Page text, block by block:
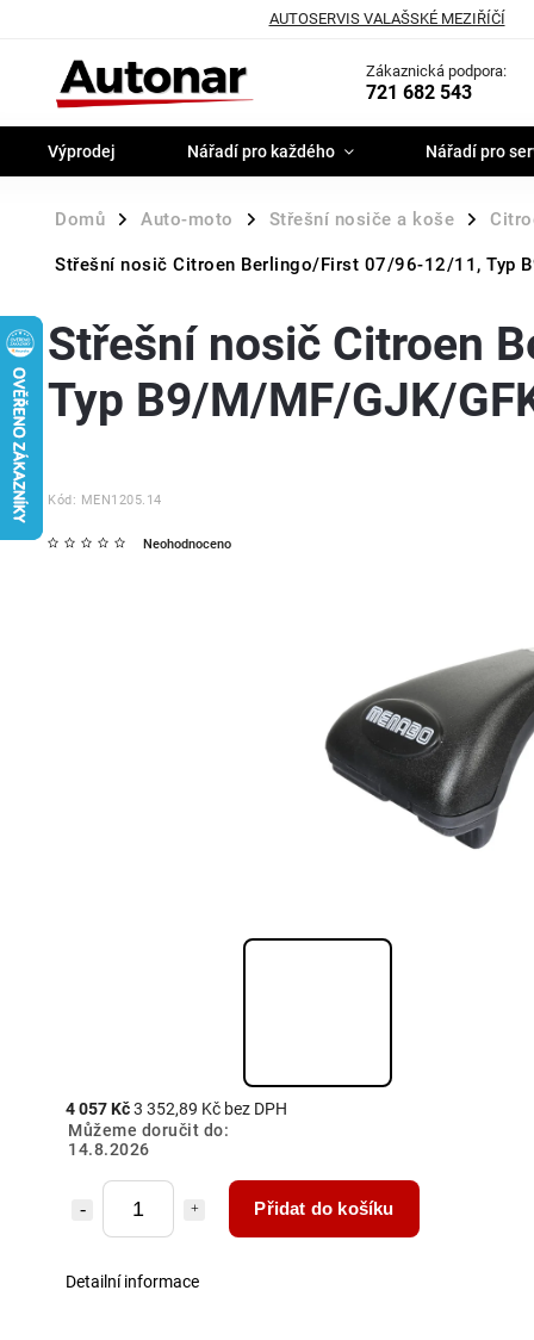
AUTOSERVIS VALAŠSKÉ MEZIŘÍČÍ
Zákaznická podpora:
721 682 543
Výprodej Nářadí pro každého Nářadí pro
Domů / Auto-moto / Střešní nosiče a koše /
Střešní nosič Citroen Berlingo/First 07/96-12/11, Typ
Střešní nosič Citroen
Typ B9/M/MF/GJK/
Kód: MEN1205.14
Neohodnoceno
4 057 Kč3 352,89 Kč bez DPH
Můžeme doručit do:
14.8.2026
Přidat do košíku
Detailní informace